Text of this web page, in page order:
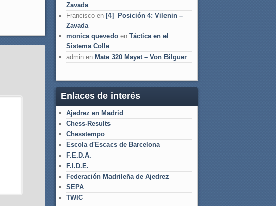
Zavada
Francisco en [4] Posición 4: Vilenin –
Zavada
monica quevedo en Táctica en el
Sistema Colle
admin en Mate 320 Mayet – Von Bilguer
Enlaces de interés
Ajedrez en Madrid
Chess-Results
Chesstempo
Escola d'Escacs de Barcelona
F.E.D.A.
F.I.D.E.
Federación Madrileña de Ajedrez
SEPA
TWIC